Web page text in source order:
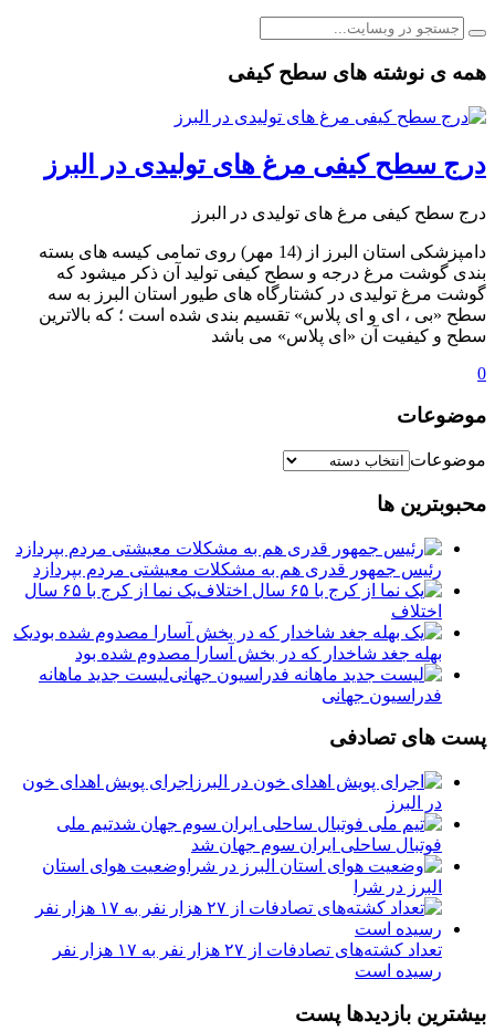
همه ی نوشته های سطح کیفی
درج سطح کیفی مرغ های تولیدی در البرز
درج سطح کیفی مرغ های تولیدی در البرز
دامپزشکی استان البرز از (14 مهر) روی تمامی کیسه های بسته
بندی گوشت مرغ درجه و سطح کیفی تولید آن ذکر میشود که
گوشت مرغ تولیدی در کشتارگاه های طیور استان البرز به سه
سطح «بی ، ای و ای پلاس» تقسیم بندی شده است ؛ که بالاترین
سطح و کیفیت آن «ای پلاس» می باشد
0
موضوعات
موضوعات
محبوبترین ها
رئیس جمهور قدری هم به مشکلات معیشتی مردم بپردازد
یک نما از کرج با ۶۵ سال
اختلاف
یک
بهله جغد شاخدار که در بخش آسارا مصدوم شده بود
لیست جدید ماهانه
فدراسیون جهانی
پست های تصادفی
اجرای پویش اهدای خون
در البرز
تیم ملی
فوتبال ساحلی ایران سوم جهان شد
وضعیت هوای استان
البرز در شرا
تعداد کشته‌های تصادفات از ۲۷ هزار نفر به ۱۷ هزار نفر
رسیده است
بیشترین بازدیدها پست